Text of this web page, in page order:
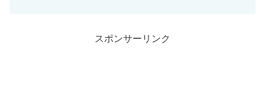
スポンサーリンク